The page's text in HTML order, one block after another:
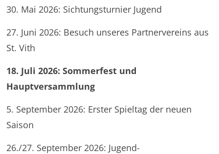
30. Mai 2026: Sichtungsturnier Jugend
27. Juni 2026: Besuch unseres Partnervereins aus
St. Vith
18. Juli 2026: Sommerfest und
Hauptversammlung
5. September 2026: Erster Spieltag der neuen
Saison
26./27. September 2026: Jugend-